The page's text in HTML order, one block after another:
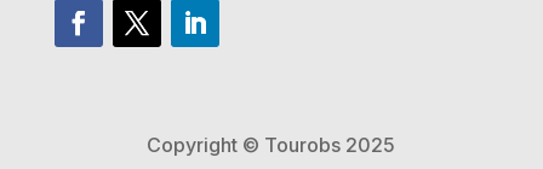
Copyright © Tourobs 2025